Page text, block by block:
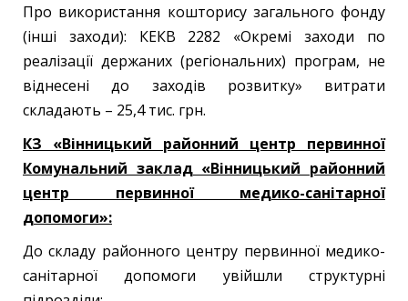
Про використання кошторису загального фонду
(інші заходи): КЕКВ 2282 «Окремі заходи по
реалізації держаних (регіональних) програм, не
віднесені до заходів розвитку» витрати
складають – 25,4 тис. грн.
КЗ «Вінницький районний центр первинної
Комунальний заклад «Вінницький районний
центр первинної медико-санітарної
допомоги»:
До складу районного центру первинної медико-
санітарної допомоги увійшли структурні